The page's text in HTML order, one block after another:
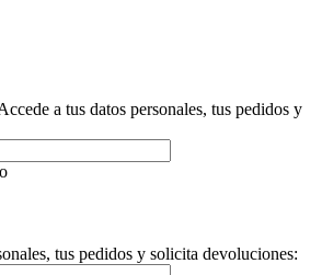
a tus datos personales, tus pedidos y
tus pedidos y solicita devoluciones: